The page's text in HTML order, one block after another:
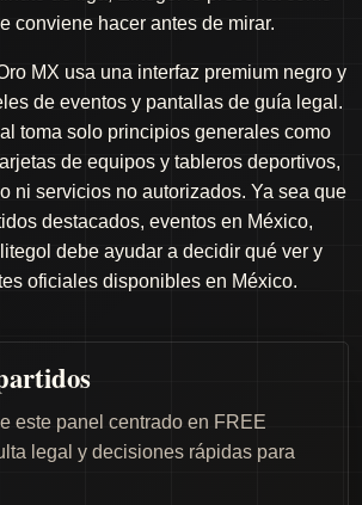
conviene hacer antes de mirar.
MX usa una interfaz premium negro y
de eventos y pantallas de guía legal.
toma solo principios generales como
de equipos y tableros deportivos,
ni servicios no autorizados. Ya sea que
destacados, eventos en México,
debe ayudar a decidir qué ver y
oficiales disponibles en México.
este panel centrado en FREE
legal y decisiones rápidas para